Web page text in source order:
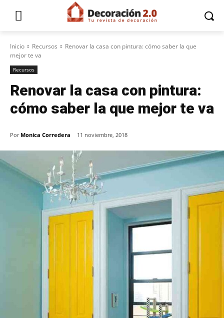
Inicio Recursos
Renovar la casa con pintura: cómo saber la que
mejor te va
Recursos
Renovar la casa con pintura:
cómo saber la que mejor te va
Por Monica Corredera 11 noviembre, 2018